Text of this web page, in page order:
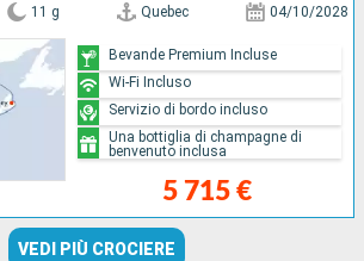
11 g Quebec 04/10/2028
5 715 €
Bevande Premium Incluse
Wi-Fi Incluso
Servizio di bordo incluso
Una bottiglia di champagne di
benvenuto inclusa
VEDI PIÙ CROCIERE